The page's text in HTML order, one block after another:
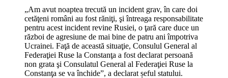
„Am avut noaptea trecută un incident grav, în care doi
cetăţeni români au fost răniţi, şi întreaga responsabilitate
pentru acest incident revine Rusiei, o ţară care duce un
război de agresiune de mai bine de patru ani împotriva
Ucrainei. Faţă de această situaţie, Consulul General al
Federaţiei Ruse la Constanţa a fost declarat persoană
non grata şi Consulatul General al Federaţiei Ruse la
Constanţa se va închide”, a declarat șeful statului.